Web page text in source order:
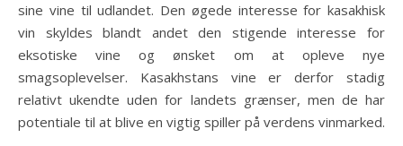
sine vine til udlandet. Den øgede interesse for kasakhisk
vin skyldes blandt andet den stigende interesse for
eksotiske vine og ønsket om at opleve nye
smagsoplevelser. Kasakhstans vine er derfor stadig
relativt ukendte uden for landets grænser, men de har
potentiale til at blive en vigtig spiller på verdens vinmarked.